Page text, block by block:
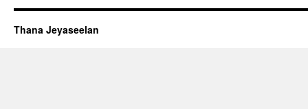
Thana Jeyaseelan